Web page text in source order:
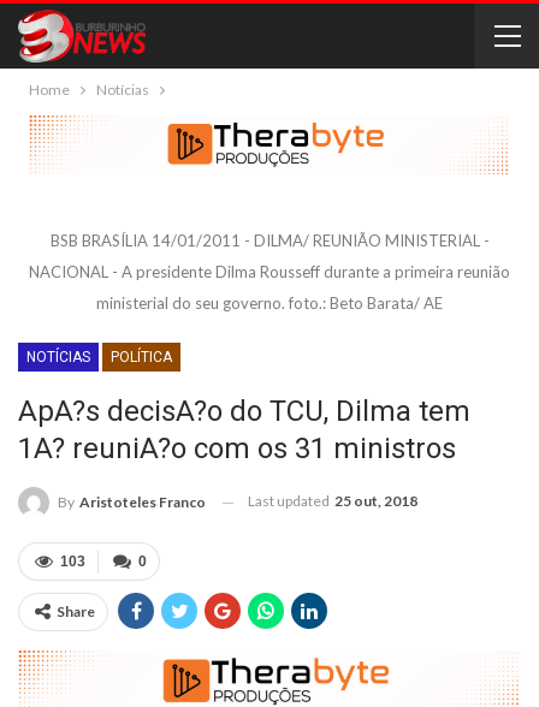
Home Notícias
BSB BRASÍLIA 14/01/2011 - DILMA/ REUNIÃO MINISTERIAL -
NACIONAL - A presidente Dilma Rousseff durante a primeira reunião
ministerial do seu governo. foto.: Beto Barata/ AE
NOTÍCIAS POLÍTICA
ApA?s decisA?o do TCU, Dilma tem
1A? reuniA?o com os 31 ministros
By Aristoteles Franco Last updated 25 out, 2018
0
103
Share